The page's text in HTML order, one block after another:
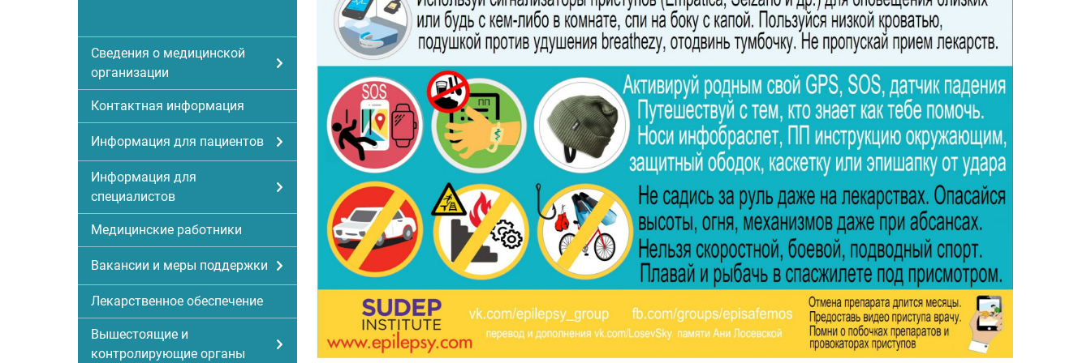
Сведения о медицинской
организации
Контактная информация
Информация для пациентов
Информация для
специалистов
Медицинские работники
Вакансии и меры поддержки
Лекарственное обеспечение
Вышестоящие и
контролирующие органы